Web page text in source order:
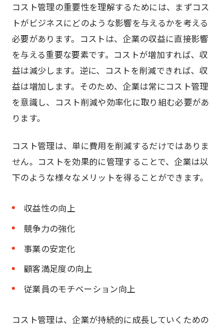
コスト管理の重要性を理解するためには、まずコス
トがビジネスにどのような影響を与えるかを考える
必要があります。コストは、企業の収益に直接影響
を与える重要な要素です。コストが増加すれば、収
益は減少します。逆に、コストを削減できれば、収
益は増加します。そのため、企業は常にコスト管理
を意識し、コスト削減や効率化に取り組む必要があ
ります。
コスト管理は、単に費用を削減するだけではありま
せん。コストを効果的に管理することで、企業は以
下のような様々なメリットを得ることができます。
収益性の向上
競争力の強化
事業の安定化
顧客満足度の向上
従業員のモチベーション向上
コスト管理は、企業が持続的に成長していくための